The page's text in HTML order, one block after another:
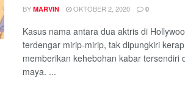
BY MARVIN OKTOBER 2, 2020 0
Kasus nama antara dua aktris di
terdengar mirip-mirip, tak dipungkiri kerap
memberikan kehebohan kabar tersendiri
maya. ...